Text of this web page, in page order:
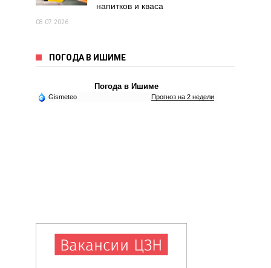
напитков и кваса
08.07.2026
ПОГОДА В ИШИМЕ
Погода в Ишиме
Gismeteo Прогноз на 2 недели